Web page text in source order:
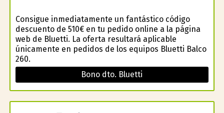
Consigue inmediatamente un fantástico código
descuento de 510€ en tu pedido online a la página
web de Bluetti. La oferta resultará aplicable
únicamente en pedidos de los equipos Bluetti Balco
260.
Bono dto. Bluetti